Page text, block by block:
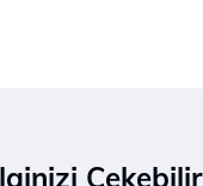
Çekebilir